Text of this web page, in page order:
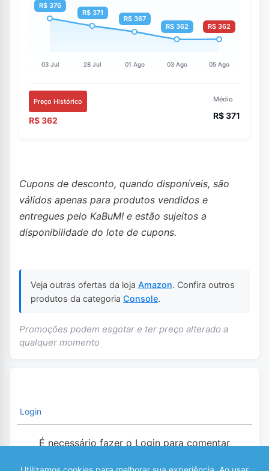
Preço Histórico
R$ 362
Médio
R$ 371
Cupons de desconto, quando disponíveis, são
válidos apenas para produtos vendidos e
entregues pelo KaBuM! e estão sujeitos a
disponibilidade do lote de cupons.
Veja outras ofertas da loja Amazon. Confira outros
produtos da categoria Console.
Promoções podem esgotar e ter preço alterado a
qualquer momento
Login
É necessário fazer o Login para comentar